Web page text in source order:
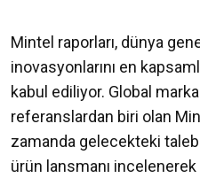
Mintel raporları, dünya
inovasyonlarını en
kabul ediliyor. Global
referanslardan biri olan
zamanda gelecekteki
ürün lansmanı incelenerek